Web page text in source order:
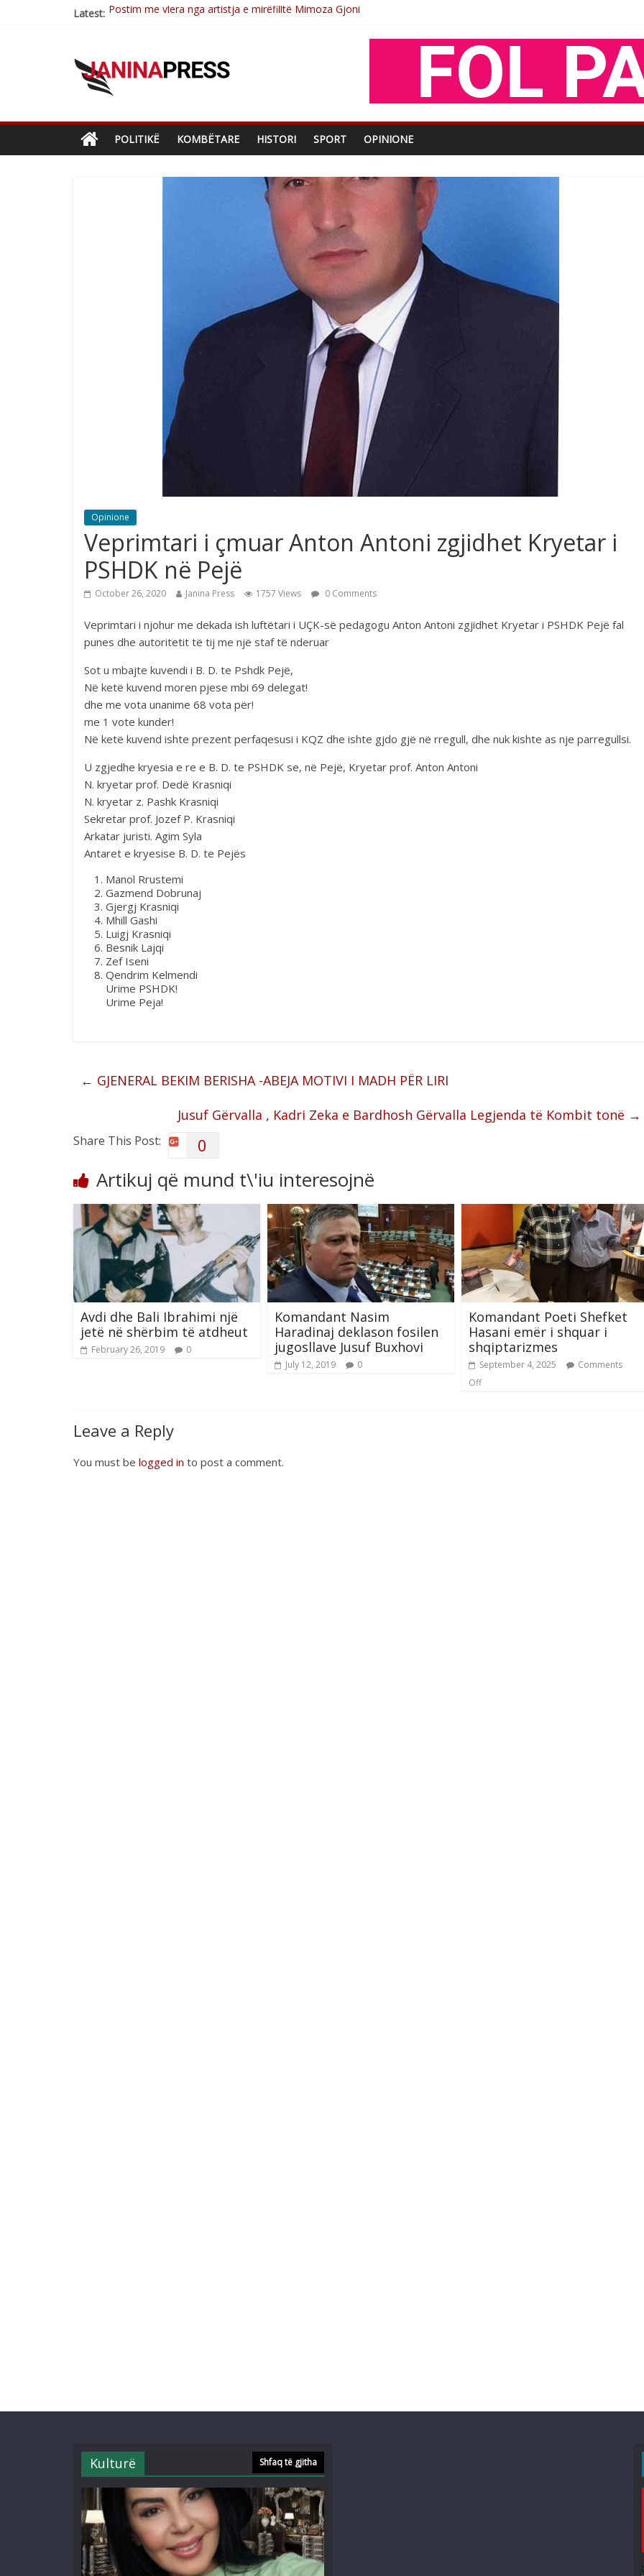
Latest: Nga poetja atdhetare Kumrie Shala -BOLL MO
Çlirimtari Mentor Mushkolaj nderohet me mirenjohje nga Xhevdet Qeriqi Dega e invalidëve në Fushë Kosovë
POLITIKË KOMBËTARE HISTORI SPORT OPINIONE
Opinione
Veprimtari i çmuar Anton Antoni zgjidhet Kryetar i
PSHDK në Pejë
October 26, 2020 Janina Press 1757 Views 0 Comments
Veprimtari i njohur me dekada ish luftëtari i UÇK-së pedagogu Anton Antoni zgjidhet Kryetar i PSHDK Pejë fal
punes dhe autoritetit të tij me një staf të nderuar
Sot u mbajte kuvendi i B. D. te Pshdk Pejë,
Në ketë kuvend moren pjese mbi 69 delegat!
dhe me vota unanime 68 vota për!
me 1 vote kunder!
Në ketë kuvend ishte prezent perfaqesusi i KQZ dhe ishte gjdo gjë në rregull, dhe nuk kishte as nje parregullsi.
U zgjedhe kryesia e re e B. D. te PSHDK se, në Pejë, Kryetar prof. Anton Antoni
N. kryetar prof. Dedë Krasniqi
N. kryetar z. Pashk Krasniqi
Sekretar prof. Jozef P. Krasniqi
Arkatar juristi. Agim Syla
Antaret e kryesise B. D. te Pejës
Manol Rrustemi
Gazmend Dobrunaj
Gjergj Krasniqi
Mhill Gashi
Luigj Krasniqi
Besnik Lajqi
Zef Iseni
Qendrim Kelmendi
Urime PSHDK!
Urime Peja!
← GJENERAL BEKIM BERISHA -ABEJA MOTIVI I MADH PËR LIRI
Jusuf Gërvalla , Kadri Zeka e Bardhosh Gërvalla Legjenda të Kombit tonë →
Share This Post: 0
Artikuj që mund t\'iu interesojnë
Avdi dhe Bali Ibrahimi një
jetë në shërbim të atdheut
February 26, 2019 0
Komandant Nasim
Haradinaj deklason fosilen
jugosllave Jusuf Buxhovi
July 12, 2019 0
Komandant Poeti Shefket
Hasani emër i shquar i
shqiptarizmes
September 4, 2025
Comments
Off
Leave a Reply
You must be logged in to post a comment.
Kulturë Shfaq të gjitha